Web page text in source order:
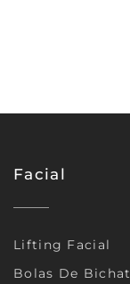
Facial
Lifting Facial
Bolas De Bichat